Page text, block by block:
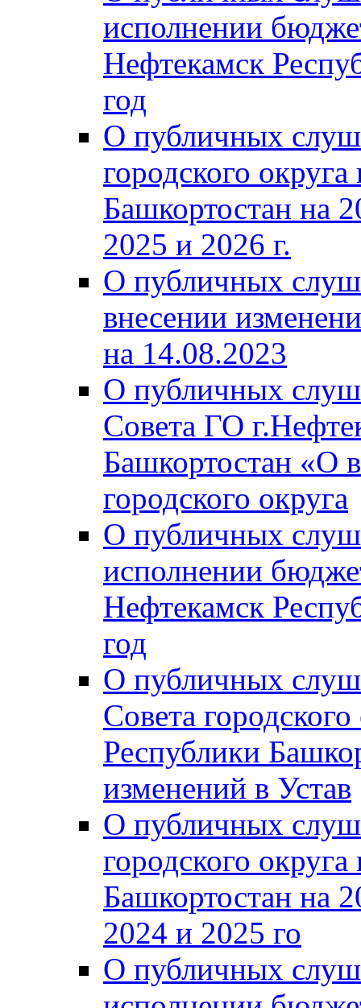
исполнении
Нефтекамск
год
О публичных
городского
Башкортостан на
2025 и 2026 г.
О публичных
внесении
на 14.08.2023
О публичных
Совета ГО
Башкортостан «О
городского округа
О публичных
исполнении
Нефтекамск
год
О публичных
Совета
Республики
изменений в Устав
О публичных
городского
Башкортостан на
2024 и 2025 го
О публичных